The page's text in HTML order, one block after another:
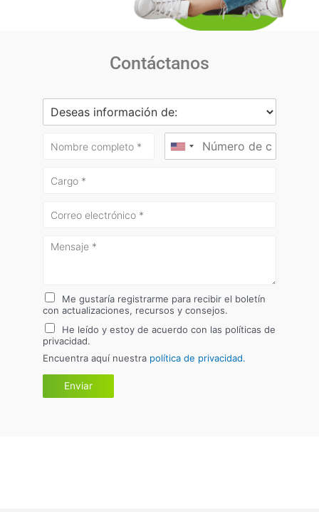
Contáctanos
Me gustaría registrarme para recibir el boletín
con actualizaciones, recursos y consejos.
He leído y estoy de acuerdo con las políticas de
privacidad.
Encuentra aquí nuestra política de privacidad.
Enviar